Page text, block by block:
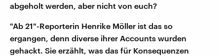
abgeholt werden, aber nicht von euch?
"Ab 21"-Reporterin Henrike Möller ist das so
ergangen, denn diverse ihrer Accounts wurden
gehackt. Sie erzählt, was das für Konsequenzen